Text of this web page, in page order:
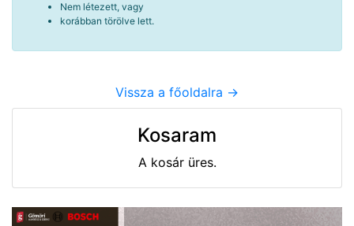
Nem létezett, vagy
korábban törölve lett.
Vissza a főoldalra ->
Kosaram
A kosár üres.